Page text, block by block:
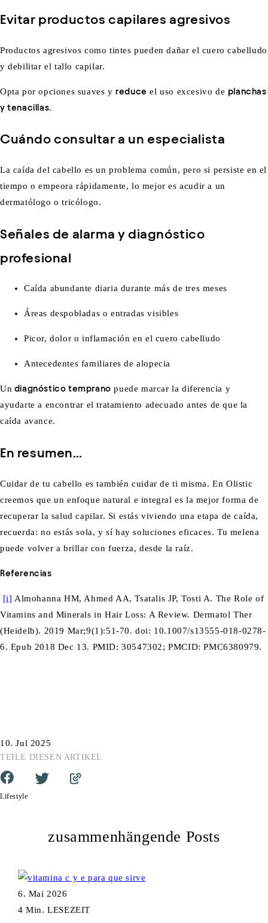
Evitar productos capilares agresivos
Productos agresivos como tintes pueden dañar el cuero cabelludo
y debilitar el tallo capilar.
Opta por opciones suaves yreduce el uso excesivo de planchas
y tenacillas.
Cuándo consultar a un especialista
La caída del cabello es un problema común, pero si persiste en el
tiempo o empeora rápidamente, lo mejor es acudir a un
dermatólogo o tricólogo.
Señales de alarma y diagnóstico
profesional
Caída abundante diaria durante más de tres meses
Áreas despobladas o entradas visibles
Picor, dolor o inflamación en el cuero cabelludo
Antecedentes familiares de alopecia
Un diagnóstico temprano puede marcar la diferencia y
ayudarte a encontrar el tratamiento adecuado antes de que la
caída avance.
En resumen…
Cuidar de tu cabello es también cuidar de ti misma. En Olistic
creemos que un enfoque natural e integral es la mejor forma de
recuperar la salud capilar. Si estás viviendo una etapa de caída,
recuerda: no estás sola, y sí hay soluciones eficaces. Tu melena
puede volver a brillar con fuerza, desde la raíz.
Referencias
[i] Almohanna HM, Ahmed AA, Tsatalis JP, Tosti A. The Role of
Vitamins and Minerals in Hair Loss: A Review. Dermatol Ther
(Heidelb). 2019 Mar;9(1):51-70. doi: 10.1007/s13555-018-0278-
6. Epub 2018 Dec 13. PMID: 30547302; PMCID: PMC6380979.
10. Jul 2025
TEILE DIESEN ARTIKEL
Lifestyle
zusammenhängende Posts
6. Mai 2026
4 Min. LESEZEIT